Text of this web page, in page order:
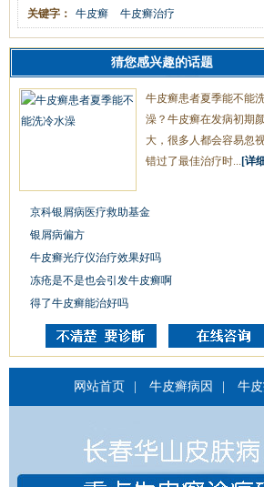
关键字： 牛皮癣 牛皮癣治疗
猜您感兴趣的话题
牛皮癣患者夏季能不能
澡？牛皮癣在发病初期
大，很多人都会容易忽
错过了最佳治疗时... [详
京科银屑病医疗救助基金
银屑病偏方
牛皮癣光疗仪治疗效果好吗
冻疮是不是也会引发牛皮癣啊
得了牛皮癣能治好吗
网站首页 牛皮癣病因 牛